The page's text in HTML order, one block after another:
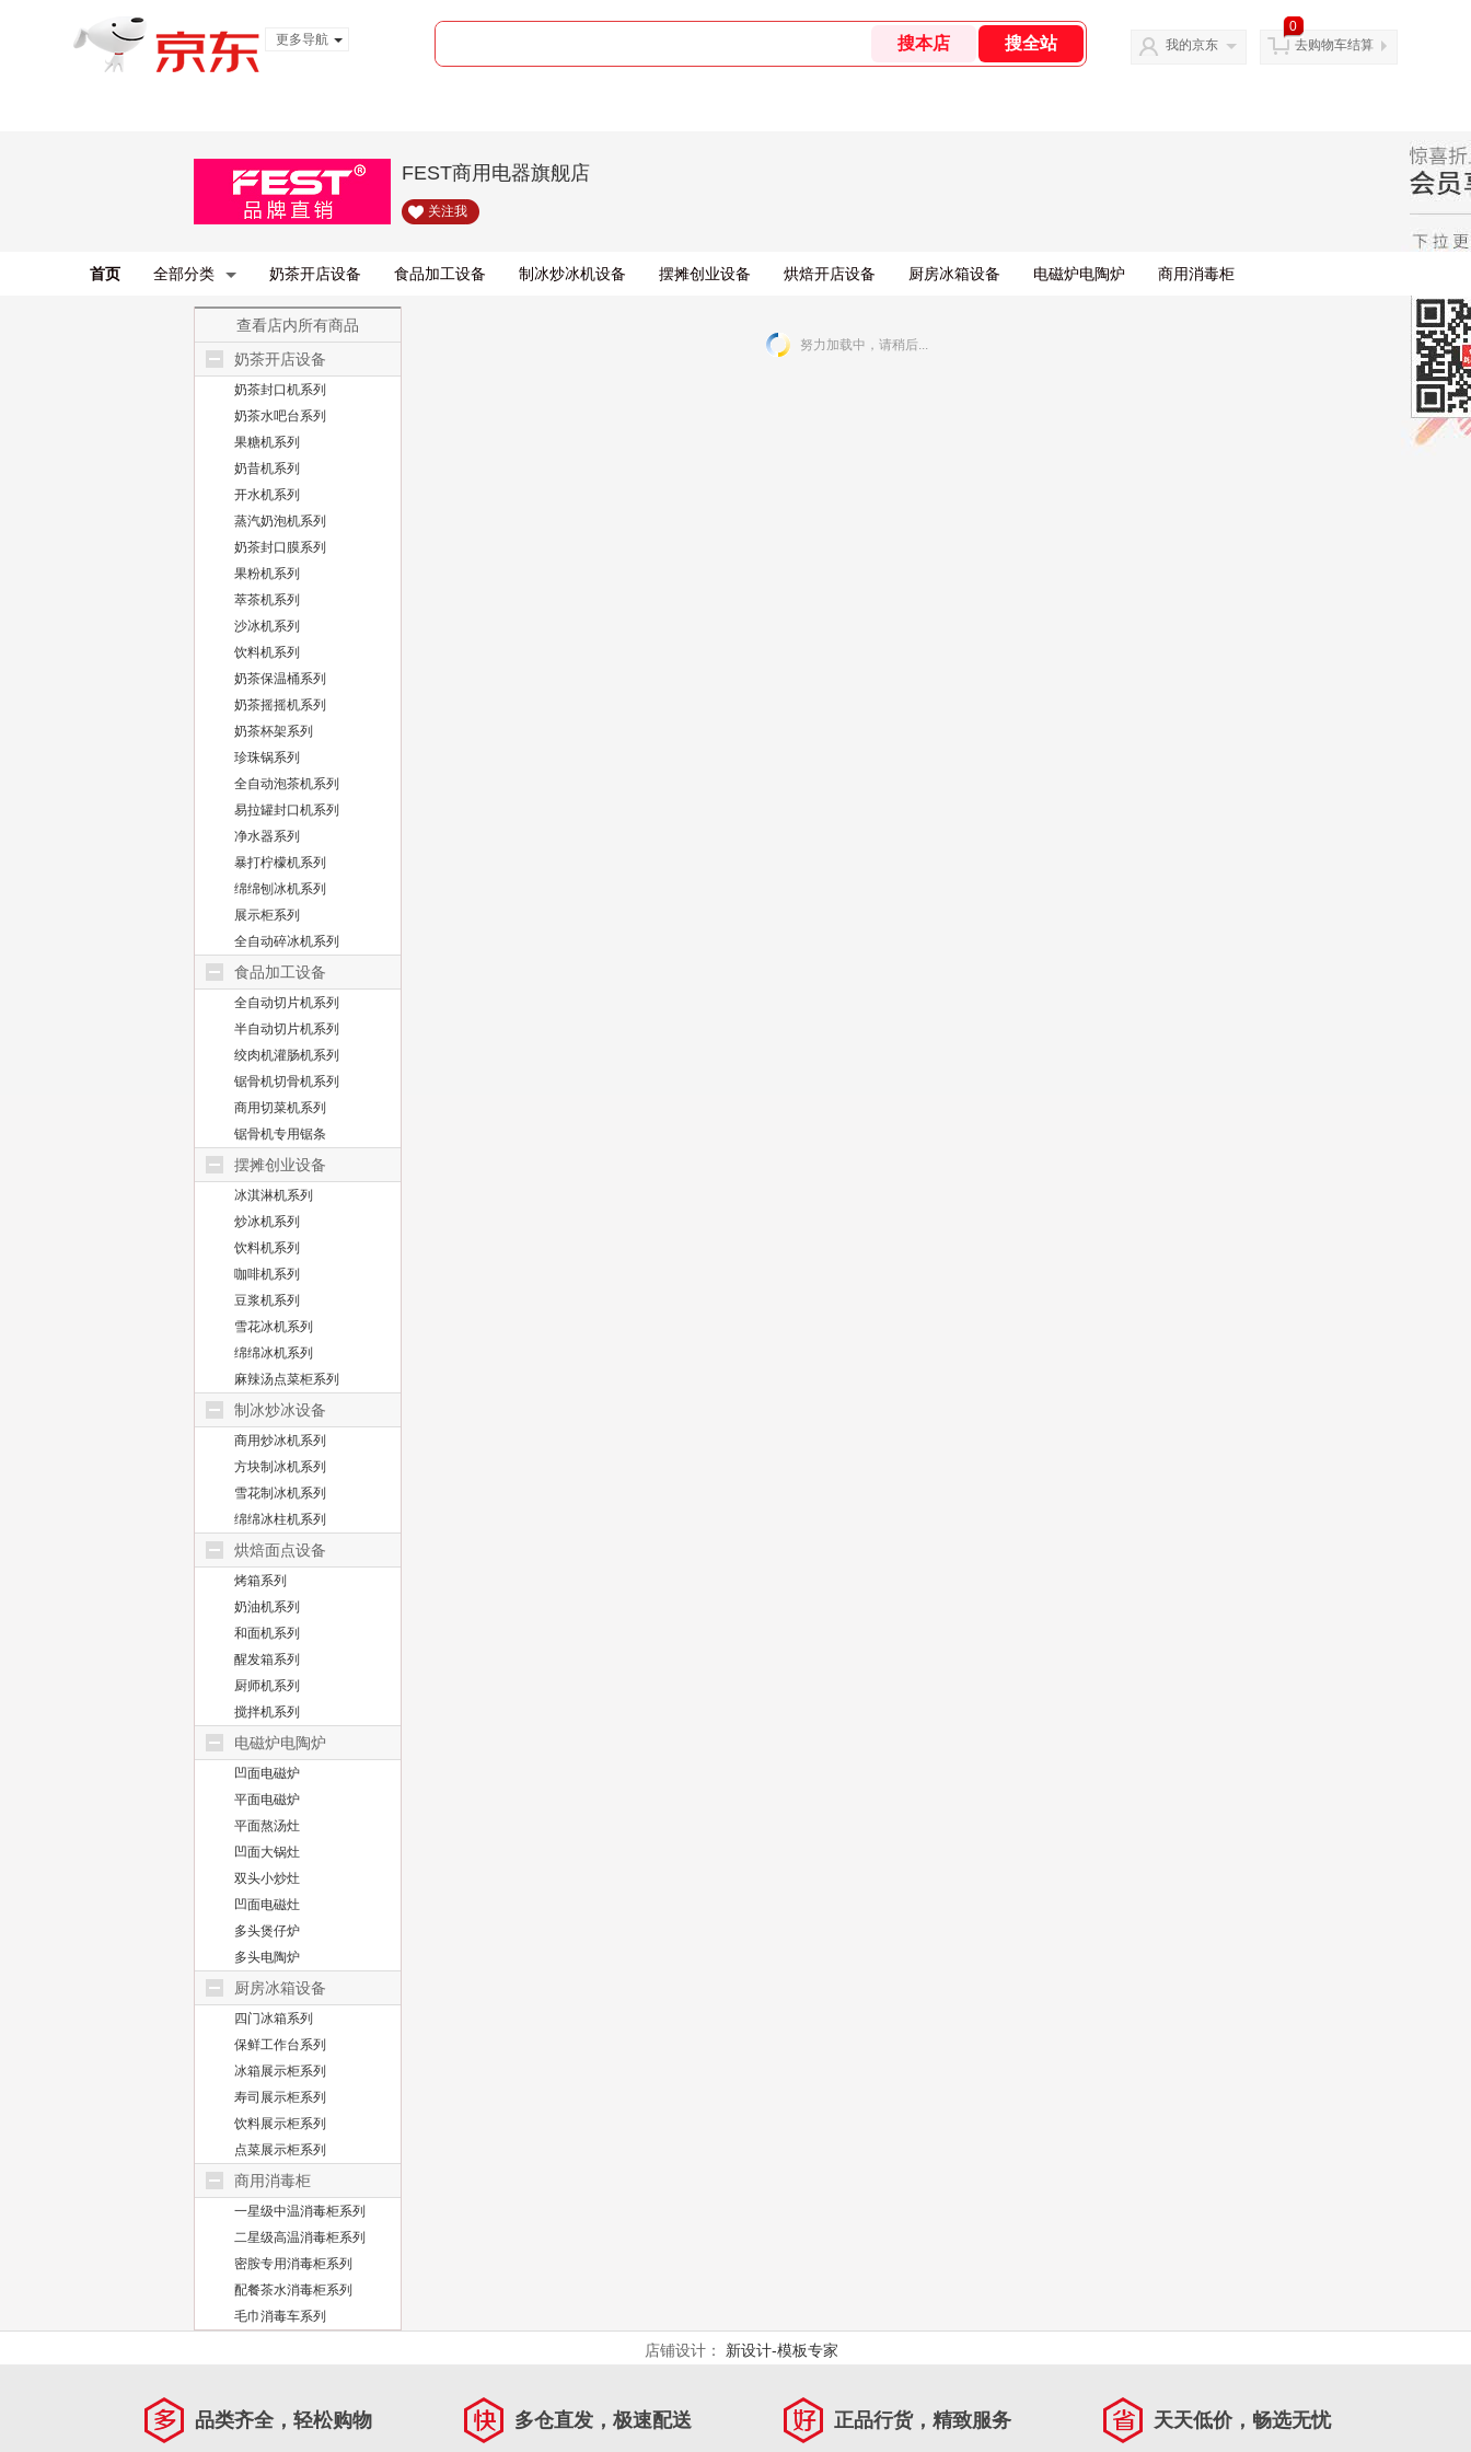
更多导航
我的京东
0
去购物车结算
FEST商用电器旗舰店
关注我
首页 全部分类 奶茶开店设备 食品加工设备 制冰炒冰机设备 摆摊创业设备 烘焙开店设备 厨房冰箱设备 电磁炉电陶炉 商用消毒柜
查看店内所有商品
奶茶开店设备
奶茶封口机系列
奶茶水吧台系列
果糖机系列
奶昔机系列
开水机系列
蒸汽奶泡机系列
奶茶封口膜系列
果粉机系列
萃茶机系列
沙冰机系列
饮料机系列
奶茶保温桶系列
奶茶摇摇机系列
奶茶杯架系列
珍珠锅系列
全自动泡茶机系列
易拉罐封口机系列
净水器系列
暴打柠檬机系列
绵绵刨冰机系列
展示柜系列
全自动碎冰机系列
食品加工设备
全自动切片机系列
半自动切片机系列
绞肉机灌肠机系列
锯骨机切骨机系列
商用切菜机系列
锯骨机专用锯条
摆摊创业设备
冰淇淋机系列
炒冰机系列
饮料机系列
咖啡机系列
豆浆机系列
雪花冰机系列
绵绵冰机系列
麻辣汤点菜柜系列
制冰炒冰设备
商用炒冰机系列
方块制冰机系列
雪花制冰机系列
绵绵冰柱机系列
烘焙面点设备
烤箱系列
奶油机系列
和面机系列
醒发箱系列
厨师机系列
搅拌机系列
电磁炉电陶炉
凹面电磁炉
平面电磁炉
平面熬汤灶
凹面大锅灶
双头小炒灶
凹面电磁灶
多头煲仔炉
多头电陶炉
厨房冰箱设备
四门冰箱系列
保鲜工作台系列
冰箱展示柜系列
寿司展示柜系列
饮料展示柜系列
点菜展示柜系列
商用消毒柜
一星级中温消毒柜系列
二星级高温消毒柜系列
密胺专用消毒柜系列
配餐茶水消毒柜系列
毛巾消毒车系列
努力加载中，请稍后...
店铺设计： 新设计-模板专家
品类齐全，轻松购物 多仓直发，极速配送 正品行货，精致服务 天天低价，畅选无忧